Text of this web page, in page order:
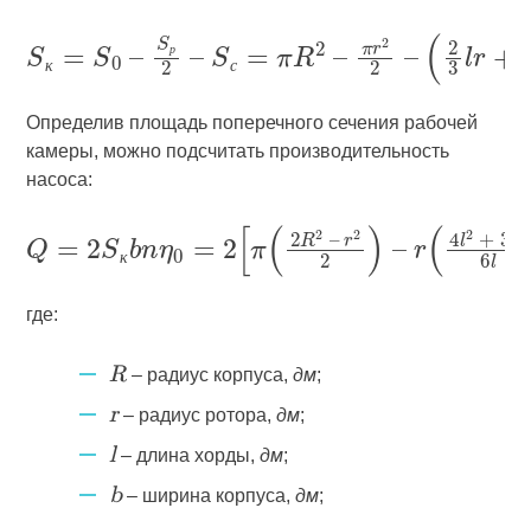
Определив площадь поперечного сечения рабочей
камеры, можно подсчитать производительность
насоса:
где:
R – радиус корпуса,дм;
r – радиус ротора,дм;
l– длина хорды,дм;
b – ширина корпуса,дм;